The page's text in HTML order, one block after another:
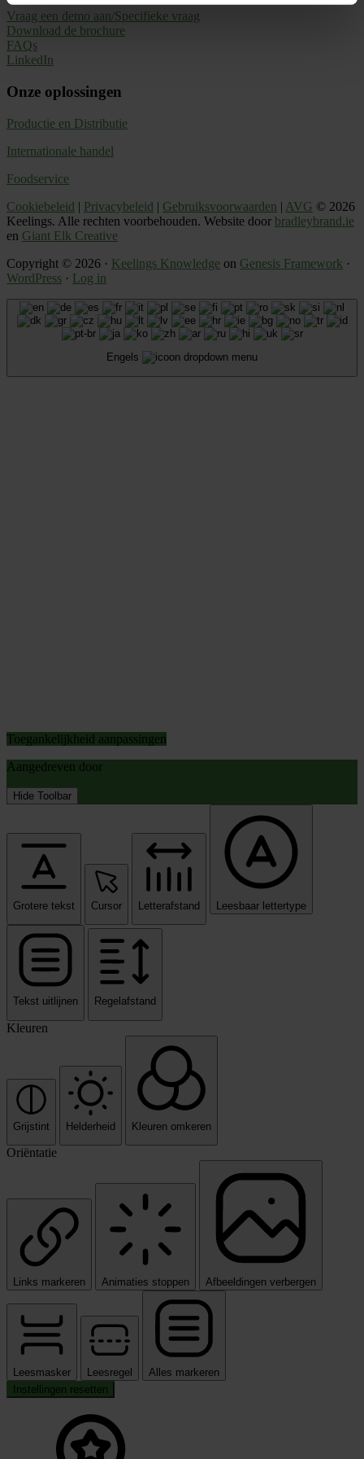
Vraag een demo aan/Specifieke vraag
Download de brochure
FAQs
LinkedIn
Onze oplossingen
Productie en Distributie
Internationale handel
Foodservice
Cookiebeleid | Privacybeleid | Gebruiksvoorwaarden | AVG © 2026
Keelings. Alle rechten voorbehouden. Website door bradleybrand.ie
en Giant Elk Creative
Copyright © 2026 · Keelings Knowledge on Genesis Framework ·
WordPress · Log in
Engels
Toegankelijkheid aanpassingen
Aangedreven door
Hide Toolbar
Grotere tekst Cursor Letterafstand Leesbaar lettertype
Tekst uitlijnen Regelafstand
Kleuren
Grijstint Helderheid Kleuren omkeren
Oriëntatie
Links markeren Animaties stoppen Afbeeldingen verbergen
Leesmasker Leesregel
Alles markeren
Instellingen resetten